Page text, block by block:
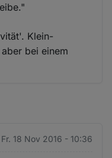
Klein-
bei einem
Fr. 18 Nov 2016 - 10:36